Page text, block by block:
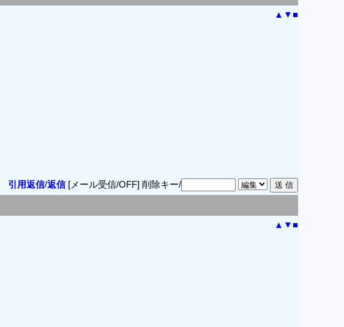
▲ ▼■
引用返信/返信[メール受信/OFF] 削除キー/
▲ ▼■